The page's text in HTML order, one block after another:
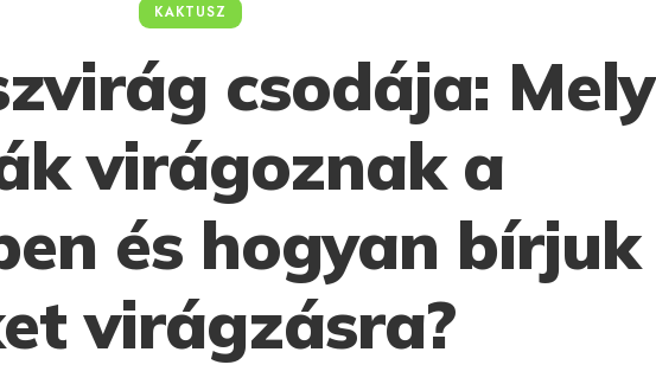
KAKTUSZ
csodája: Mely
virágoznak a
és hogyan bírjuk
virágzásra?